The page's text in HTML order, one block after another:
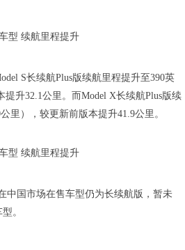
S长续航Plus版续航里程提升至390英
提升32.1公里。而Model X长续航Plus版续
里），较更新前版本提升41.9公里。
中国市场在售车型仍为长续航版，暂未
。